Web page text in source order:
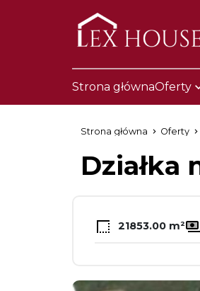
Strona głównaOferty
Strona główna Oferty
Działka
21853.00 m²